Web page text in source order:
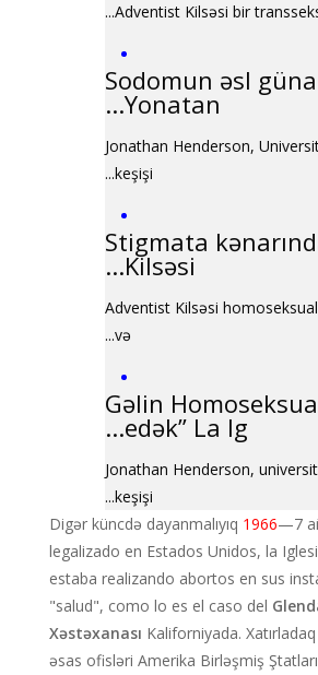
Adventist Kilsəsi bir
"Sodomun əsl
Yonatan...
Jonathan Henderson,
keşişi...
Stigmata
Kilsəsi...
Adventist Kilsəsi
və...
Gəlin
edək” La Ig...
Jonathan Henderson,
keşişi...
Digər küncdə dayanmalıyıq 1966—7
legalizado en Estados Unidos, la
estaba realizando abortos en sus
"salud", como lo es el caso del
Xəstəxanası Kaliforniyada.
əsas ofisləri Amerika Birləşmiş